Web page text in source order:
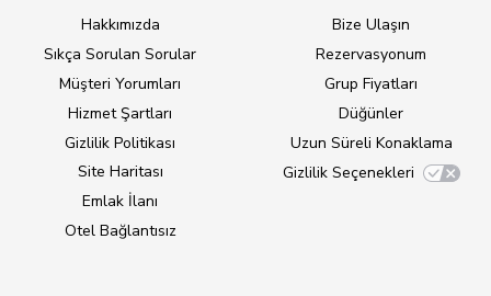
Hakkımızda
Sıkça Sorulan Sorular
Müşteri Yorumları
Hizmet Şartları
Gizlilik Politikası
Site Haritası
Emlak İlanı
Otel Bağlantısız
Bize Ulaşın
Rezervasyonum
Grup Fiyatları
Düğünler
Uzun Süreli Konaklama
Gizlilik Seçenekleri